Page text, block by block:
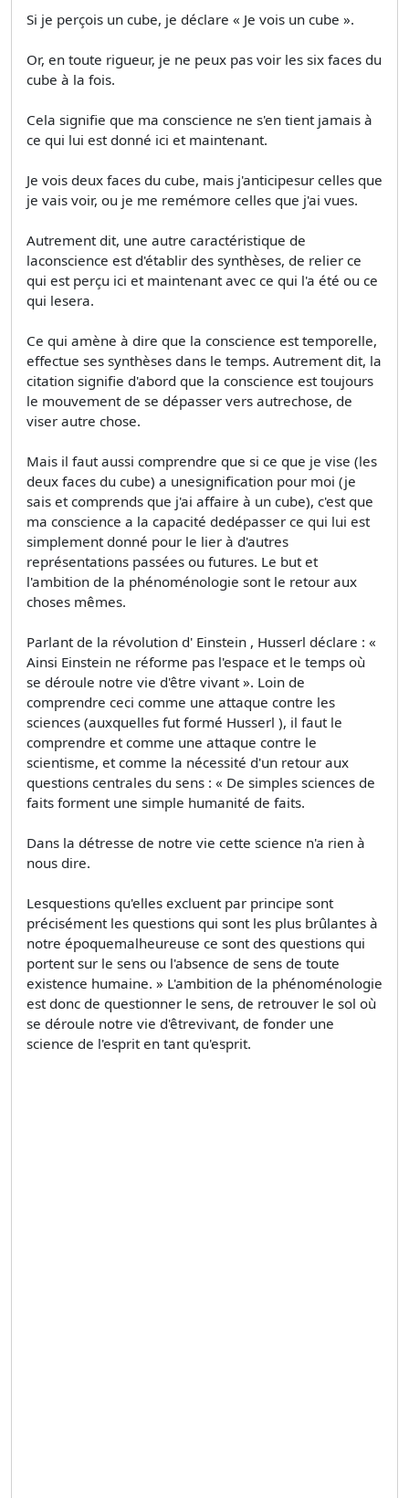
Si je perçois un cube, je déclare « Je vois un cube ».
Or, en toute rigueur, je ne peux pas voir les six faces du
cube à la fois.
Cela signifie que ma conscience ne s'en tient jamais à
ce qui lui est donné ici et maintenant.
Je vois deux faces du cube, mais j'anticipesur celles que
je vais voir, ou je me remémore celles que j'ai vues.
Autrement dit, une autre caractéristique de
laconscience est d'établir des synthèses, de relier ce
qui est perçu ici et maintenant avec ce qui l'a été ou ce
qui lesera.
Ce qui amène à dire que la conscience est temporelle,
effectue ses synthèses dans le temps. Autrement dit, la
citation signifie d'abord que la conscience est toujours
le mouvement de se dépasser vers autrechose, de
viser autre chose.
Mais il faut aussi comprendre que si ce que je vise (les
deux faces du cube) a unesignification pour moi (je
sais et comprends que j'ai affaire à un cube), c'est que
ma conscience a la capacité dedépasser ce qui lui est
simplement donné pour le lier à d'autres
représentations passées ou futures. Le but et
l'ambition de la phénoménologie sont le retour aux
choses mêmes.
Parlant de la révolution d' Einstein , Husserl déclare : «
Ainsi Einstein ne réforme pas l'espace et le temps où
se déroule notre vie d'être vivant ». Loin de
comprendre ceci comme une attaque contre les
sciences (auxquelles fut formé Husserl ), il faut le
comprendre et comme une attaque contre le
scientisme, et comme la nécessité d'un retour aux
questions centrales du sens : « De simples sciences de
faits forment une simple humanité de faits.
Dans la détresse de notre vie cette science n'a rien à
nous dire.
Lesquestions qu'elles excluent par principe sont
précisément les questions qui sont les plus brûlantes à
notre époquemalheureuse ce sont des questions qui
portent sur le sens ou l'absence de sens de toute
existence humaine. » L'ambition de la phénoménologie
est donc de questionner le sens, de retrouver le sol où
se déroule notre vie d'êtrevivant, de fonder une
science de l'esprit en tant qu'esprit.